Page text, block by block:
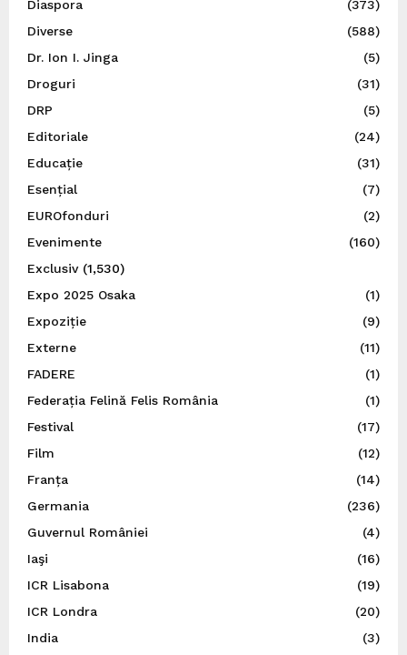
Diaspora
(373)
Diverse
(588)
Dr. Ion I. Jinga
(5)
Droguri
(31)
DRP
(5)
Editoriale
(24)
Educație
(31)
Esențial
(7)
EUROfonduri
(2)
Evenimente
(160)
Exclusiv(1,530)
Expo 2025 Osaka
(1)
Expoziție
(9)
Externe
(11)
FADERE
(1)
Federația Felină Felis România
(1)
Festival
(17)
Film
(12)
Franța
(14)
Germania
(236)
Guvernul României
(4)
Iaşi
(16)
ICR Lisabona
(19)
ICR Londra
(20)
India
(3)